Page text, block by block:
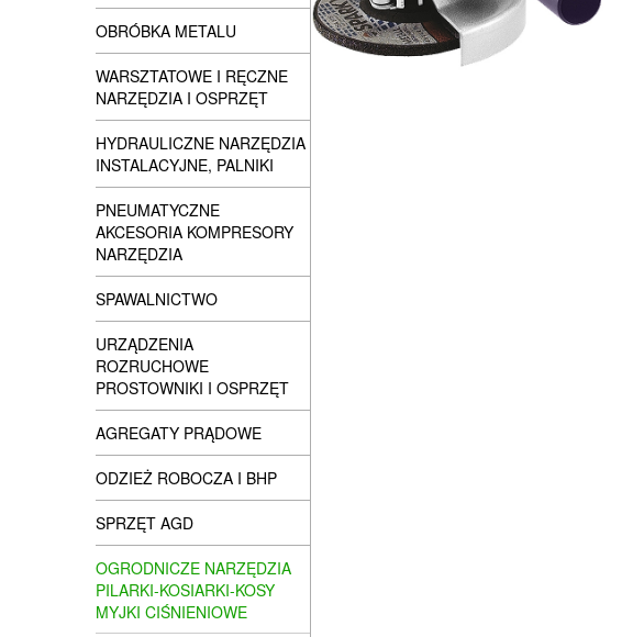
OBRÓBKA METALU
WARSZTATOWE I RĘCZNE
NARZĘDZIA I OSPRZĘT
HYDRAULICZNE NARZĘDZIA
INSTALACYJNE, PALNIKI
PNEUMATYCZNE
AKCESORIA KOMPRESORY
NARZĘDZIA
SPAWALNICTWO
URZĄDZENIA
ROZRUCHOWE
PROSTOWNIKI I OSPRZĘT
AGREGATY PRĄDOWE
ODZIEŻ ROBOCZA I BHP
SPRZĘT AGD
OGRODNICZE NARZĘDZIA
PILARKI-KOSIARKI-KOSY
MYJKI CIŚNIENIOWE